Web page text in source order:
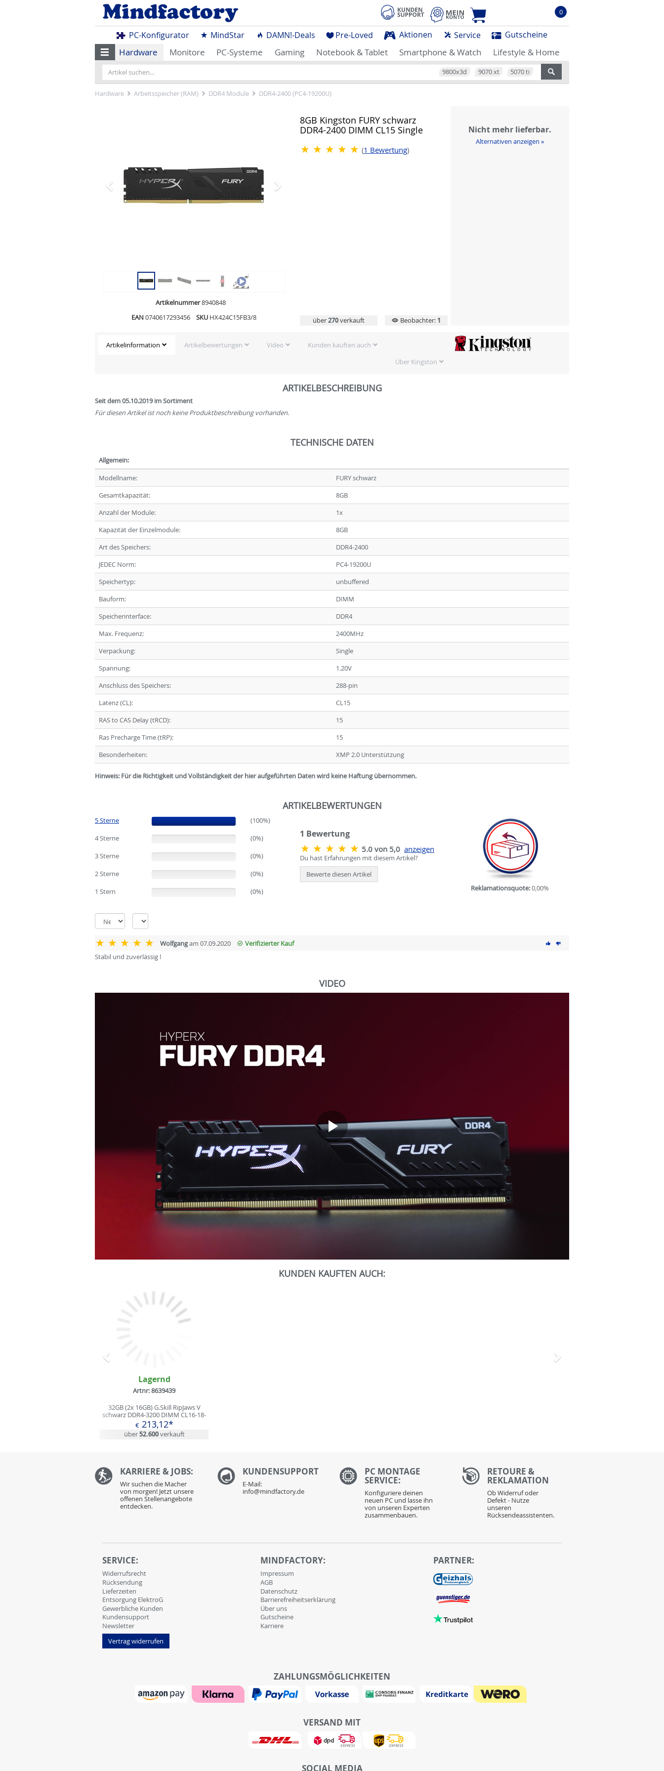
0
PC-Konfigurator MindStar DAMN!-Deals Pre-Loved Aktionen Service Gutscheine
Hardware Monitore PC-Systeme Gaming Notebook & Tablet Smartphone & Watch Lifestyle & Home
9800x3d 9070 xt 5070 ti
Hardware Arbeitsspeicher (RAM) DDR4 Module DDR4-2400 (PC4-19200U)
Artikelnummer8940848
EAN 0740617293456 SKU HX424C15FB3/8
8GB Kingston FURY schwarz
DDR4-2400 DIMM CL15 Single
(1 Bewertung)
über270verkauft Beobachter: 1
Nicht mehr lieferbar.
Alternativen anzeigen »
Artikelinformation Artikelbewertungen Video
Kunden kauften auch
Über Kingston
ARTIKELBESCHREIBUNG
Seit dem 05.10.2019 im Sortiment
Für diesen Artikel ist noch keine Produktbeschreibung vorhanden.
TECHNISCHE DATEN
Allgemein:
Modellname:
FURY schwarz
Gesamtkapazität:
8GB
Anzahl der Module:
1x
Kapazität der Einzelmodule:
8GB
Art des Speichers:
DDR4-2400
JEDEC Norm:
PC4-19200U
Speichertyp:
unbuffered
Bauform:
DIMM
Speicherinterface:
DDR4
Max. Frequenz:
2400MHz
Verpackung:
Single
Spannung:
1.20V
Anschluss des Speichers:
288-pin
Latenz (CL):
CL15
RAS to CAS Delay (tRCD):
15
Ras Precharge Time (tRP):
15
Besonderheiten:
XMP 2.0 Unterstützung
Hinweis: Für die Richtigkeit und Vollständigkeit der hier aufgeführten Daten wird keine Haftung übernommen.
ARTIKELBEWERTUNGEN
5 Sterne (100%)
(100%)
4 Sterne
(0%)
3 Sterne
(0%)
2 Sterne
(0%)
1 Stern
(0%)
1 Bewertung
5.0 von 5,0 anzeigen
Du hast Erfahrungen mit diesem Artikel?
Bewerte diesen Artikel
Reklamationsquote:0,00%
Wolfgangam 07.09.2020
Verifizierter Kauf
Stabil und zuverlässig !
VIDEO
Lautstärke
KUNDEN KAUFTEN AUCH:
Lagernd
Artnr: 8639439
32GB (2x 16GB) G.Skill RipJaws V
schwarz DDR4-3200 DIMM CL16-18-
18-38 Dual Kit
€213,12*
über52.600verkauft
Zurück Nächstes
KARRIERE & JOBS:
Wir suchen die Macher
von morgen! Jetzt unsere
offenen Stellenangebote
entdecken.
KUNDENSUPPORT
E-Mail:
info@mindfactory.de
PC MONTAGE
SERVICE:
Konfiguriere deinen
neuen PC und lasse ihn
von unseren Experten
zusammenbauen.
RETOURE &
REKLAMATION
Ob Widerruf oder
Defekt - Nutze
unseren
Rücksendeassistenten.
SERVICE:
Widerrufsrecht
Rücksendung
Lieferzeiten
Entsorgung ElektroG
Gewerbliche Kunden
Kundensupport
Newsletter
Vertrag widerrufen
MINDFACTORY:
Impressum
AGB
Datenschutz
Barrierefreiheitserklärung
Über uns
Gutscheine
Karriere
PARTNER:
ZAHLUNGSMÖGLICHKEITEN
VERSAND MIT
SOCIAL MEDIA